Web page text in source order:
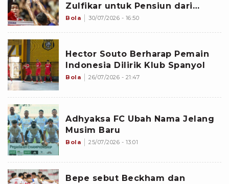
Zulfikar untuk Pensiun dari
Timnas Voli Indonesia
Bola 30/07/2026 - 16:50
Hector Souto Berharap Pemain
Indonesia Dilirik Klub Spanyol
Bola 26/07/2026 - 21:47
Adhyaksa FC Ubah Nama Jelang
Musim Baru
Bola 25/07/2026 - 13:01
Bepe sebut Beckham dan